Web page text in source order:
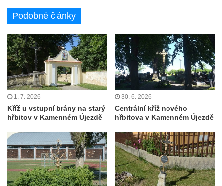
křížové cestě ve Vilémově
Kříž u cesty mezi Růžovou a Kamenickou
Strání
Kříž u severní zdi kostela Nalezení svatého
Kříže ve Frýdlantu
Kříž na Křížové cestě na Křížovém vrchu ve
Centrální kříž hřbitova ve Sloupu v Čechách
Kříž u koryta náhonu na Chřibské Kamenici
Kříž na Strážném vrchu v Rumburku
Kříž poblíž Ovčího mostu u Tisové
Kříž u kaple svatých Cyrila a Metoděje v
Podobné články
1. 7. 2026
Kříž u vstupní brány na starý
hřbitov v Kamenném Újezdě
30. 6. 2026
Centrální kříž nového
hřbitova v Kamenném Újezdě